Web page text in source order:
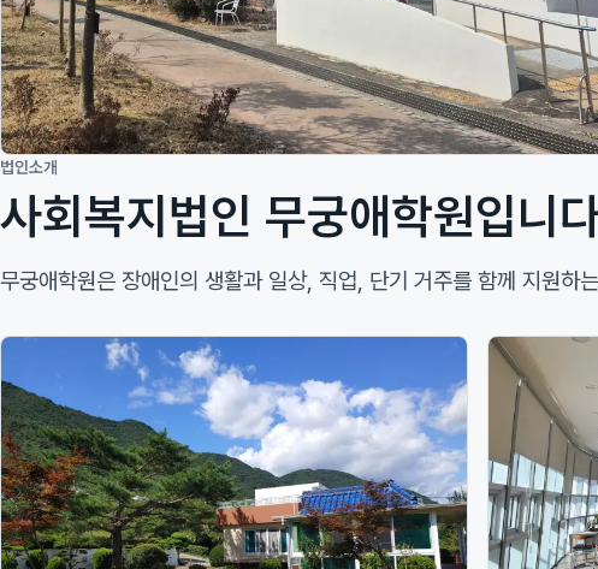
법인소개
사회복지법인 무궁애학원입니
무궁애학원은 장애인의 생활과 일상, 직업, 단기 거주를 함께 지원하